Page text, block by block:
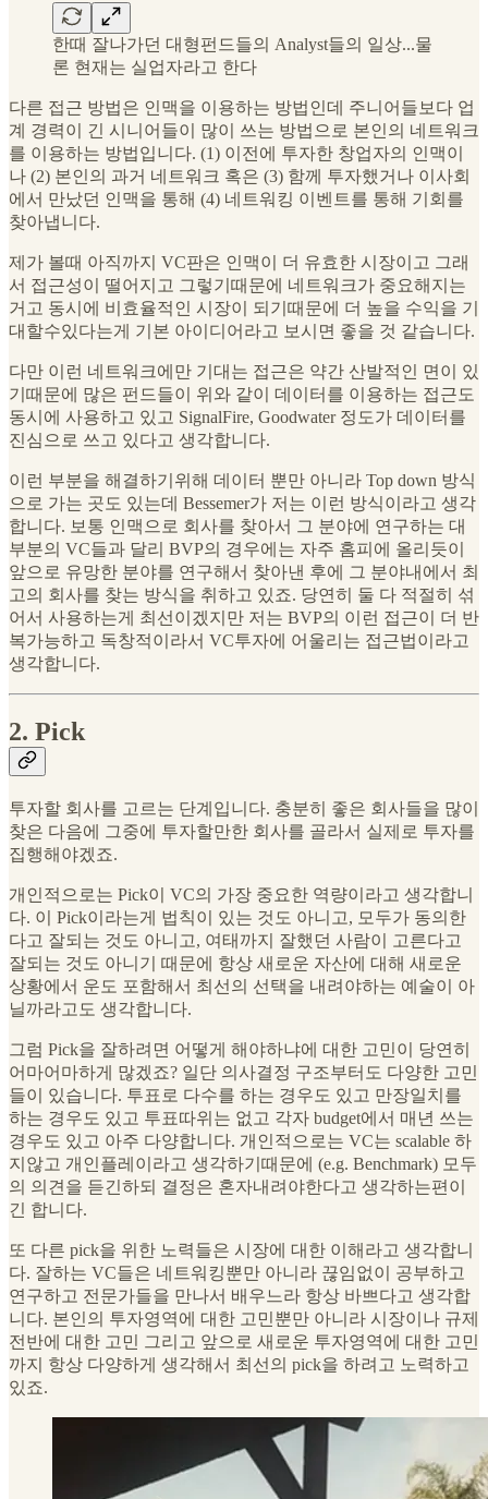
한때 잘나가던 대형펀드들의 Analyst들의 일상...물
론 현재는 실업자라고 한다
다른 접근 방법은 인맥을 이용하는 방법인데 주니어들보다 업
계 경력이 긴 시니어들이 많이 쓰는 방법으로 본인의 네트워크
를 이용하는 방법입니다. (1) 이전에 투자한 창업자의 인맥이
나 (2) 본인의 과거 네트워크 혹은 (3) 함께 투자했거나 이사회
에서 만났던 인맥을 통해 (4) 네트워킹 이벤트를 통해 기회를
찾아냅니다.
제가 볼때 아직까지 VC판은 인맥이 더 유효한 시장이고 그래
서 접근성이 떨어지고 그렇기때문에 네트워크가 중요해지는
거고 동시에 비효율적인 시장이 되기때문에 더 높을 수익을 기
대할수있다는게 기본 아이디어라고 보시면 좋을 것 같습니다.
다만 이런 네트워크에만 기대는 접근은 약간 산발적인 면이 있
기때문에 많은 펀드들이 위와 같이 데이터를 이용하는 접근도
동시에 사용하고 있고 SignalFire, Goodwater 정도가 데이터를
진심으로 쓰고 있다고 생각합니다.
이런 부분을 해결하기위해 데이터 뿐만 아니라 Top down 방식
으로 가는 곳도 있는데 Bessemer가 저는 이런 방식이라고 생각
합니다. 보통 인맥으로 회사를 찾아서 그 분야에 연구하는 대
부분의 VC들과 달리 BVP의 경우에는 자주 홈피에 올리듯이
앞으로 유망한 분야를 연구해서 찾아낸 후에 그 분야내에서 최
고의 회사를 찾는 방식을 취하고 있죠. 당연히 둘 다 적절히 섞
어서 사용하는게 최선이겠지만 저는 BVP의 이런 접근이 더 반
복가능하고 독창적이라서 VC투자에 어울리는 접근법이라고
생각합니다.
2. Pick
투자할 회사를 고르는 단계입니다. 충분히 좋은 회사들을 많이
찾은 다음에 그중에 투자할만한 회사를 골라서 실제로 투자를
집행해야겠죠.
개인적으로는 Pick이 VC의 가장 중요한 역량이라고 생각합니
다. 이 Pick이라는게 법칙이 있는 것도 아니고, 모두가 동의한
다고 잘되는 것도 아니고, 여태까지 잘했던 사람이 고른다고
잘되는 것도 아니기 때문에 항상 새로운 자산에 대해 새로운
상황에서 운도 포함해서 최선의 선택을 내려야하는 예술이 아
닐까라고도 생각합니다.
그럼 Pick을 잘하려면 어떻게 해야하냐에 대한 고민이 당연히
어마어마하게 많겠죠? 일단 의사결정 구조부터도 다양한 고민
들이 있습니다. 투표로 다수를 하는 경우도 있고 만장일치를
하는 경우도 있고 투표따위는 없고 각자 budget에서 매년 쓰는
경우도 있고 아주 다양합니다. 개인적으로는 VC는 scalable 하
지않고 개인플레이라고 생각하기때문에 (e.g. Benchmark) 모두
의 의견을 듣긴하되 결정은 혼자내려야한다고 생각하는편이
긴 합니다.
또 다른 pick을 위한 노력들은 시장에 대한 이해라고 생각합니
다. 잘하는 VC들은 네트워킹뿐만 아니라 끊임없이 공부하고
연구하고 전문가들을 만나서 배우느라 항상 바쁘다고 생각합
니다. 본인의 투자영역에 대한 고민뿐만 아니라 시장이나 규제
전반에 대한 고민 그리고 앞으로 새로운 투자영역에 대한 고민
까지 항상 다양하게 생각해서 최선의 pick을 하려고 노력하고
있죠.